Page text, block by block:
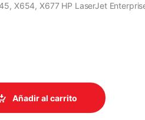
X654, X677 HP LaserJet
213X MAGENTA ALTO
Añadir al carrito